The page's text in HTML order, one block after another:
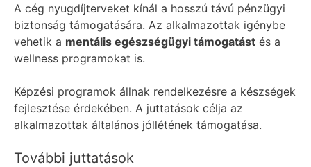
A cég nyugdíjterveket kínál a hosszú távú pénzügyi
biztonság támogatására. Az alkalmazottak igénybe
vehetik a mentális egészségügyi támogatást és a
wellness programokat is.
Képzési programok állnak rendelkezésre a készségek
fejlesztése érdekében. A juttatások célja az
alkalmazottak általános jóllétének támogatása.
További juttatások